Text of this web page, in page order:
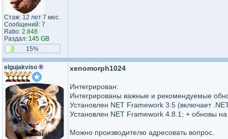
Стаж: 12 лет 7 мес.
Сообщений: 7
Ratio: 2.848
Раздал: 145 GB
15%
elgujakviso ® xenomorph1024
Интегрирован:
Интегрированы важные и рекомендуемые
Установлен NET Framework 3.5 (включает
Установлен NET Framework 4.8.1; + обновы
Можно производителю адресовать вопрос.